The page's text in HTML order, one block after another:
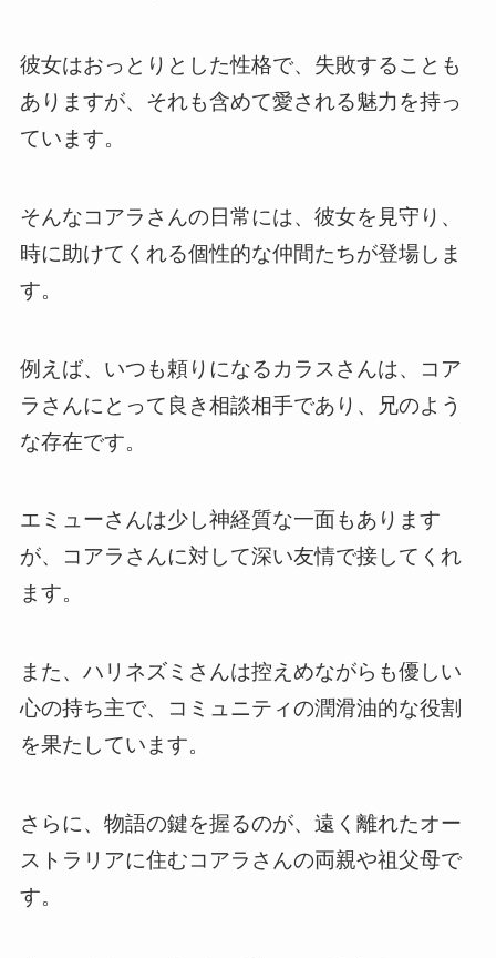
彼女はおっとりとした性格で、失敗することも
ありますが、それも含めて愛される魅力を持っ
ています。
そんなコアラさんの日常には、彼女を見守り、
時に助けてくれる個性的な仲間たちが登場しま
す。
例えば、いつも頼りになるカラスさんは、コア
ラさんにとって良き相談相手であり、兄のよう
な存在です。
エミューさんは少し神経質な一面もあります
が、コアラさんに対して深い友情で接してくれ
ます。
また、ハリネズミさんは控えめながらも優しい
心の持ち主で、コミュニティの潤滑油的な役割
を果たしています。
さらに、物語の鍵を握るのが、遠く離れたオー
ストラリアに住むコアラさんの両親や祖父母で
す。